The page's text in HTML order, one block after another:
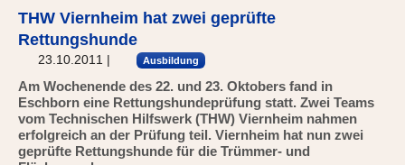
THW Viernheim hat zwei geprüfte
Rettungshunde
23.10.2011 | Ausbildung
Am Wochenende des 22. und 23. Oktobers fand in
Eschborn eine Rettungshundeprüfung statt. Zwei Teams
vom Technischen Hilfswerk (THW) Viernheim nahmen
erfolgreich an der Prüfung teil. Viernheim hat nun zwei
geprüfte Rettungshunde für die Trümmer- und